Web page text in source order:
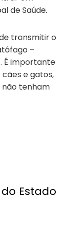
de Saúde.
transmitir o
–
É importante
e gatos,
não tenham
Estado